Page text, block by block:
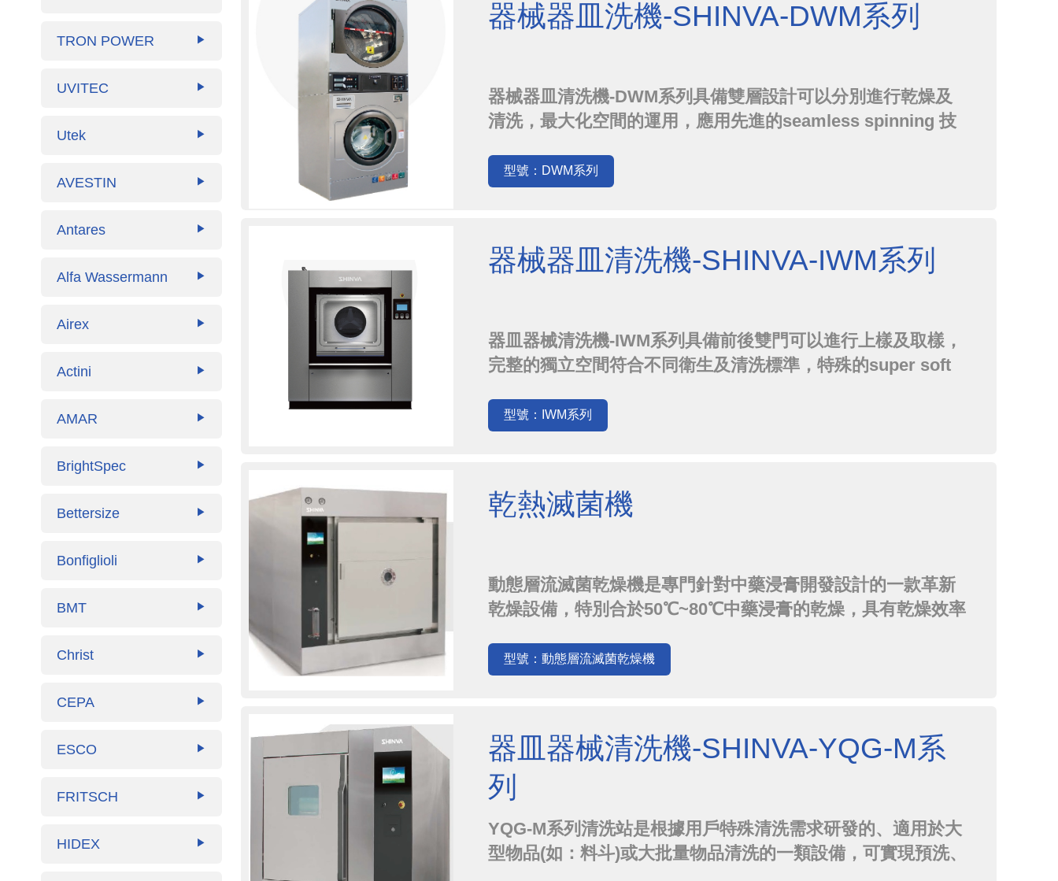
TRON POWER ▶
UVITEC ▶
Utek ▶
AVESTIN ▶
Antares ▶
Alfa Wassermann ▶
Airex ▶
Actini ▶
AMAR ▶
BrightSpec ▶
Bettersize ▶
Bonfiglioli ▶
BMT ▶
Christ ▶
CEPA ▶
ESCO ▶
FRITSCH ▶
HIDEX ▶
器械器皿洗機-SHINVA-DWM系列
器械器皿清洗機-DWM系列具備雙層設計可以分別進行乾燥及
清洗，最大化空間的運用，應用先進的seamless spinning 技
型號：DWM系列
器械器皿清洗機-SHINVA-IWM系列
器皿器械清洗機-IWM系列具備前後雙門可以進行上樣及取樣，
完整的獨立空間符合不同衛生及清洗標準，特殊的super soft
料的傷害。
型號：IWM系列
乾熱滅菌機
動態層流滅菌乾燥機是專門針對中藥浸膏開發設計的一款革新
乾燥設備，特別合於50℃~80℃中藥浸膏的乾燥，具有乾燥效率
備存在的能耗高效率低與藥品生產實際程序脫節等問題，為更
新換代產品。
型號：動態層流滅菌乾燥機
器皿器械清洗機-SHINVA-YQG-M系
列
YQG-M系列清洗站是根據用戶特殊清洗需求研發的、適用於大
型物品(如：料斗)或大批量物品清洗的一類設備，可實現預洗、